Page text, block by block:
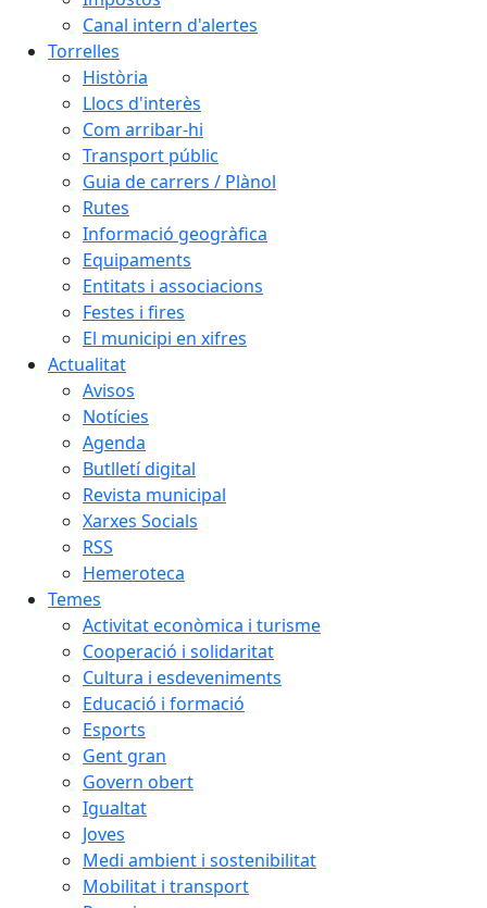
Canal intern d'alertes
Torrelles
Història
Llocs d'interès
Com arribar-hi
Transport públic
Guia de carrers / Plànol
Rutes
Informació geogràfica
Equipaments
Entitats i associacions
Festes i fires
El municipi en xifres
Actualitat
Avisos
Notícies
Agenda
Butlletí digital
Revista municipal
Xarxes Socials
RSS
Hemeroteca
Temes
Activitat econòmica i turisme
Cooperació i solidaritat
Cultura i esdeveniments
Educació i formació
Esports
Gent gran
Govern obert
Igualtat
Joves
Medi ambient i sostenibilitat
Mobilitat i transport